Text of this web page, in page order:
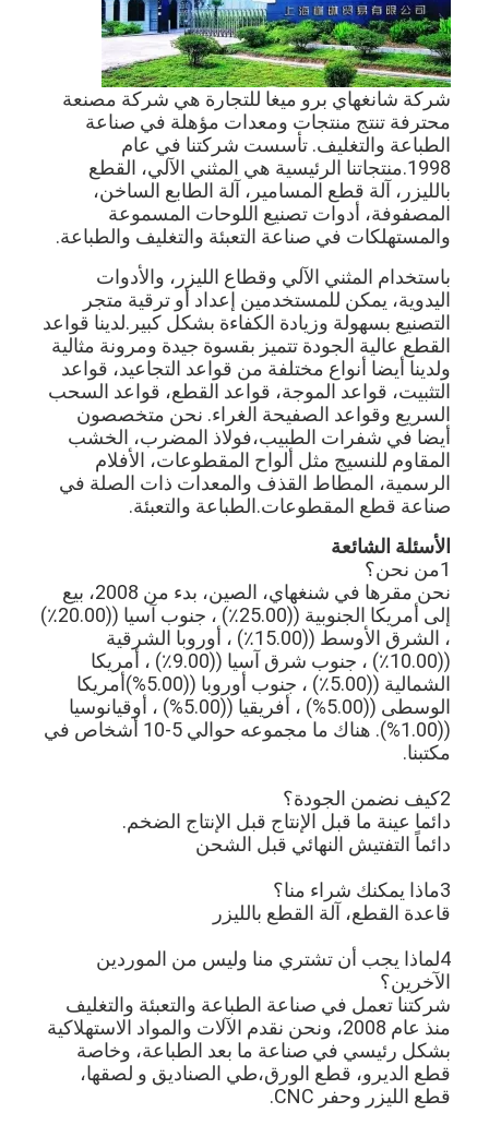
مسكن
منتجات
أشرطة فيديو
معلومات عنا
جولة في المعمل
مراقبة الجودة
اتصل بنا
أخبار
حالات
آلة قطع الليزر
قطع الصلب القاعدة
يموت قطع المواد الاستهلاكية
يموت قطع المعدات
آلة السيارات بندر
صناعيّ يرقّق آلة
شركة شانغهاي برو ميغا للتجارة هي شركة مصنعة
محترفة تنتج منتجات ومعدات مؤهلة في صناعة
الطباعة والتغليف. تأسست شركتنا في عام
1998.منتجاتنا الرئيسية هي المثني الآلي، القطع
بالليزر، آلة قطع المسامير، آلة الطابع الساخن،
المصفوفة، أدوات تصنيع اللوحات المسموعة
والمستهلكات في صناعة التعبئة والتغليف والطباعة.
باستخدام المثني الآلي وقطاع الليزر، والأدوات
اليدوية، يمكن للمستخدمين إعداد أو ترقية متجر
التصنيع بسهولة وزيادة الكفاءة بشكل كبير.لدينا قواعد
القطع عالية الجودة تتميز بقسوة جيدة ومرونة مثالية
ولدينا أيضا أنواع مختلفة من قواعد التجاعيد، قواعد
التثبيت، قواعد الموجة، قواعد القطع، قواعد السحب
السريع وقواعد الصفيحة الغراء. نحن متخصصون
أيضا في شفرات الطبيب،فولاذ المضرب، الخشب
المقاوم للنسيج مثل ألواح المقطوعات، الأفلام
الرسمية، المطاط القذف والمعدات ذات الصلة في
صناعة قطع المقطوعات.الطباعة والتعبئة.
الأسئلة الشائعة
1من نحن؟
نحن مقرها في شنغهاي، الصين، بدء من 2008، بيع
إلى أمريكا الجنوبية ((25.00٪) ، جنوب آسيا ((20.00٪)
، الشرق الأوسط ((15.00٪) ، أوروبا الشرقية
((10.00٪) ، جنوب شرق آسيا ((9.00٪) ، أمريكا
الشمالية ((5.00٪) ، جنوب أوروبا ((5.00%)أمريكا
الوسطى ((5.00%) ، أفريقيا ((5.00%) ، أوقيانوسيا
((1.00%). هناك ما مجموعه حوالي 5-10 أشخاص في
مكتبنا.
2كيف نضمن الجودة؟
دائما عينة ما قبل الإنتاج قبل الإنتاج الضخم.
دائماً التفتيش النهائي قبل الشحن
3ماذا يمكنك شراء منا؟
قاعدة القطع، آلة القطع بالليزر
4لماذا يجب أن تشتري منا وليس من الموردين
الآخرين؟
شركتنا تعمل في صناعة الطباعة والتعبئة والتغليف
منذ عام 2008، ونحن نقدم الآلات والمواد الاستهلاكية
بشكل رئيسي في صناعة ما بعد الطباعة، وخاصة
قطع الديرو، قطع الورق،طي الصناديق و لصقها،
قطع الليزر وحفر CNC.